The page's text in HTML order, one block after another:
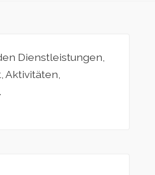
Dienstleistungen,
Aktivitäten,